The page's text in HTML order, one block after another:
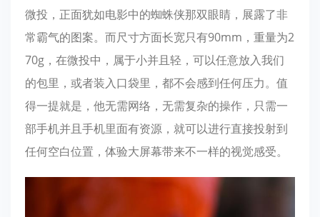
微投，正面犹如电影中的蜘蛛侠那双眼睛，展露了非
常霸气的图案。而尺寸方面长宽只有90mm，重量为2
70g，在微投中，属于小并且轻，可以任意放入我们
的包里，或者装入口袋里，都不会感到任何压力。值
得一提就是，他无需网络，无需复杂的操作，只需一
部手机并且手机里面有资源，就可以进行直接投射到
任何空白位置，体验大屏幕带来不一样的视觉感受。